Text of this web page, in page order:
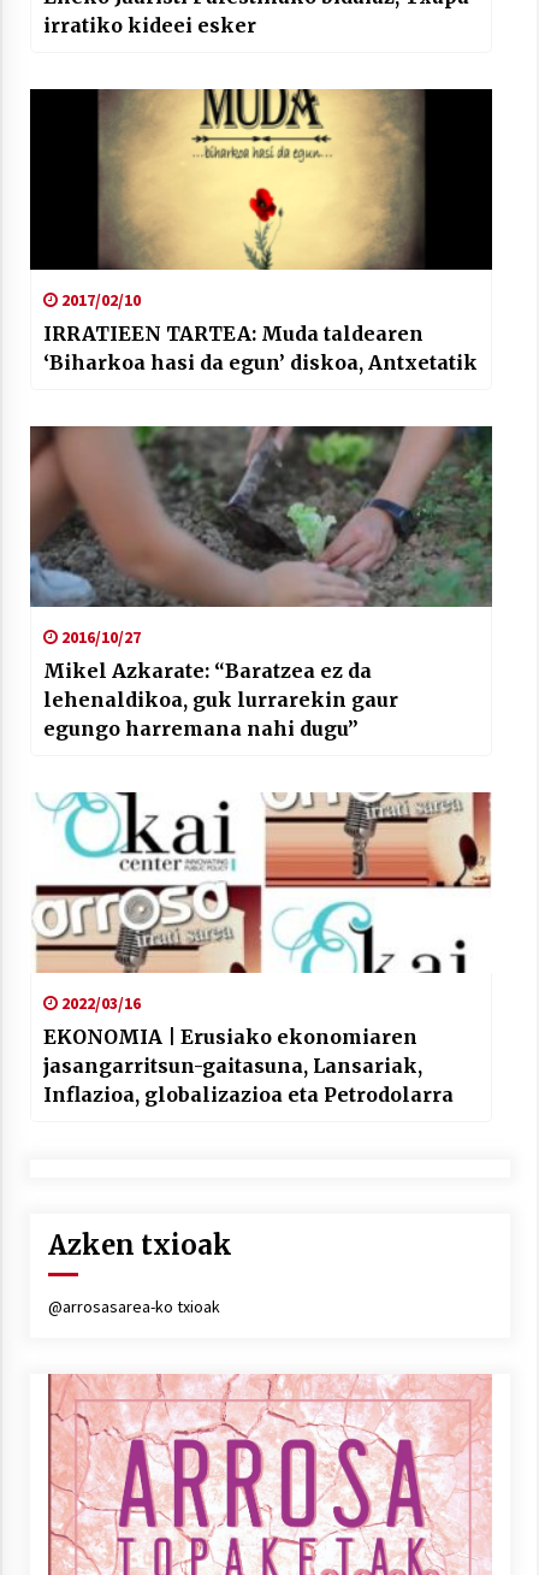
irratiko kideei esker
2017/02/10
IRRATIEEN TARTEA: Muda taldearen
‘Biharkoa hasi da egun’ diskoa, Antxetatik
2016/10/27
Mikel Azkarate: “Baratzea ez da
lehenaldikoa, guk lurrarekin gaur
egungo harremana nahi dugu”
2022/03/16
EKONOMIA | Erusiako ekonomiaren
jasangarritsun-gaitasuna, Lansariak,
Inflazioa, globalizazioa eta Petrodolarra
Azken txioak
@arrosasarea-ko txioak